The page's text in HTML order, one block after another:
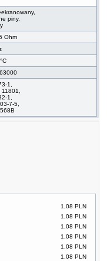
piny,
Ohm
1,
11801,
1,
7-5,
1,08 PLN
1,08 PLN
1,08 PLN
1,08 PLN
1,08 PLN
1,08 PLN